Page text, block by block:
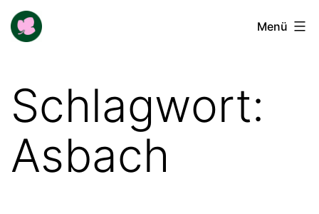
Zum
Inhalt
Buga-
Menü
Schlagwort:
Asbach